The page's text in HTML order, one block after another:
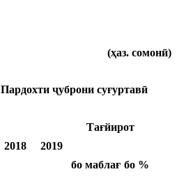
(ҳаз. сомонӣ)
Пардохти ҷуброни суғуртавӣ
2018 2019
Тағйирот
бо маблағ бо %